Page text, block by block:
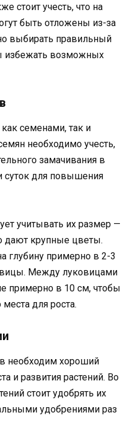
стоит учесть, что на
быть отложены из-за
выбирать правильный
избежать возможных
семенами, так и
необходимо учесть,
замачивания в
суток для повышения
учитывать их размер —
дают крупные цветы.
глубину примерно в 2-3
Между луковицами
примерно в 10 см, чтобы
для роста.
необходим хороший
и развития растений. Во
стоит удобрять их
удобрениями раз